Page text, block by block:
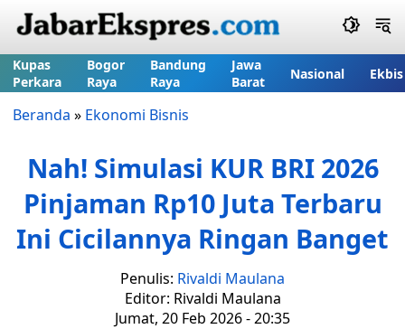
Kupas
Perkara
Bogor
Raya
Bandung
Raya
Jawa
Barat
Nasional Ekbis
Beranda » Ekonomi Bisnis
Nah! Simulasi KUR BRI 2026
Pinjaman Rp10 Juta Terbaru
Ini Cicilannya Ringan Banget
Penulis: Rivaldi Maulana
Editor: Rivaldi Maulana
Jumat, 20 Feb 2026 - 20:35